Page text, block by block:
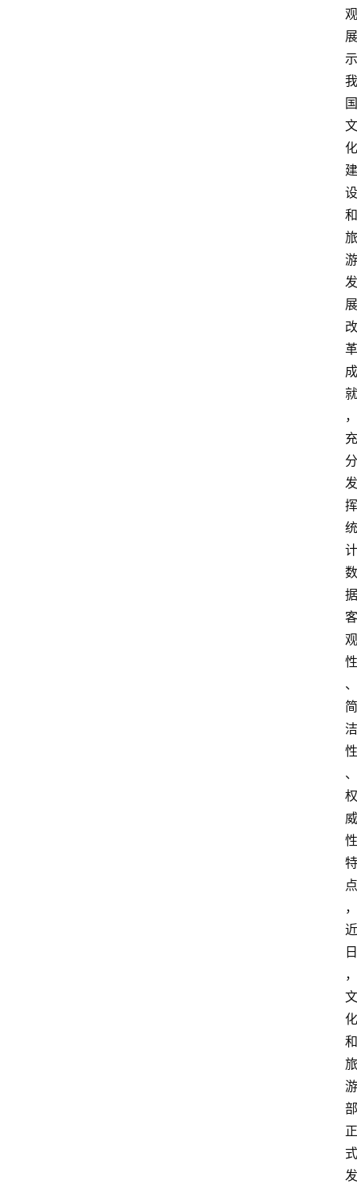
观
展
示
我
国
文
化
建
设
和
旅
游
发
展
改
革
成
就
，
充
分
发
挥
统
计
数
据
客
观
性
、
简
洁
性
、
权
威
性
特
点
，
近
日
，
文
化
和
旅
游
部
正
式
发